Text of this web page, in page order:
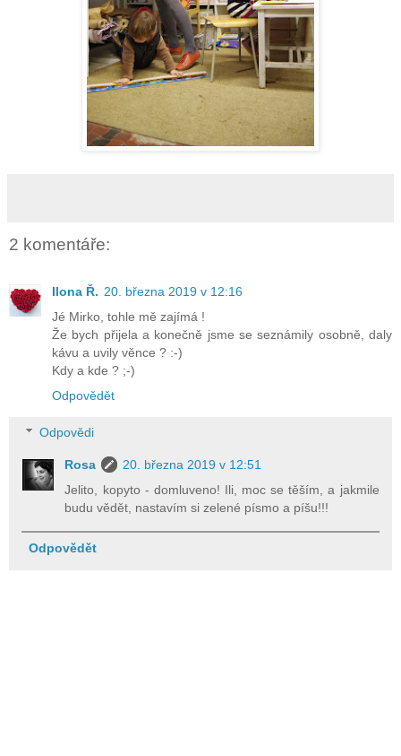
2 komentáře:
Ilona Ř. 20. března 2019 v 12:16
Jé Mirko, tohle mě zajímá !
Že bych přijela a konečně jsme se seznámily osobně, daly
kávu a uvily věnce ? :-)
Kdy a kde ? ;-)
Odpovědět
Odpovědi
Rosa
20. března 2019 v 12:51
Jelito, kopyto - domluveno! Ili, moc se těším, a jakmile
budu vědět, nastavím si zelené písmo a píšu!!!
Odpovědět